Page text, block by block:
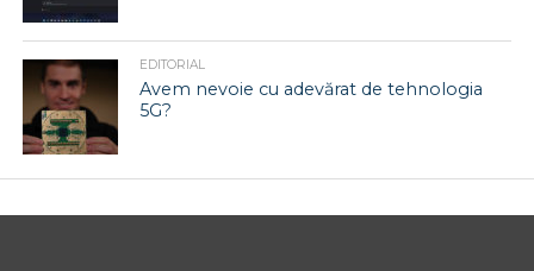
EDITORIAL
Avem nevoie cu adevărat de tehnologia
5G?